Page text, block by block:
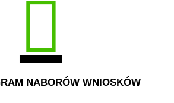
NABORÓW WNIOSKÓW